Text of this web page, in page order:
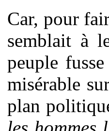
Car, pour
semblait à
peuple
misérable
plan